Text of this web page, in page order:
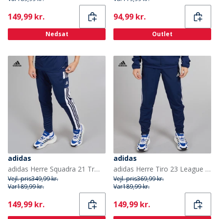
Current
149,99 kr.
Nedsat
Current
94,99 kr.
Outlet
adidas
adidas Herre Squadra 21 Træningsbukser Navy/Hvid
Vejl. pris349,99 kr.
Var189,99 kr.
Current
149,99 kr.
adidas
adidas Herre Tiro 23 League Vævede Træningsbukser Team Navy Blue
Vejl. pris369,99 kr.
Var189,99 kr.
Current
149,99 kr.